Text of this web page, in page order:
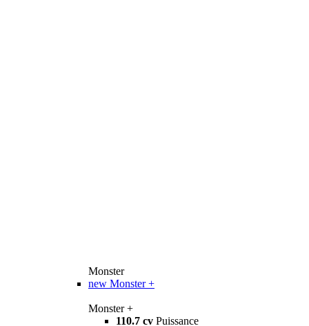
Monster
new Monster +
Monster +
110.7 cv Puissance